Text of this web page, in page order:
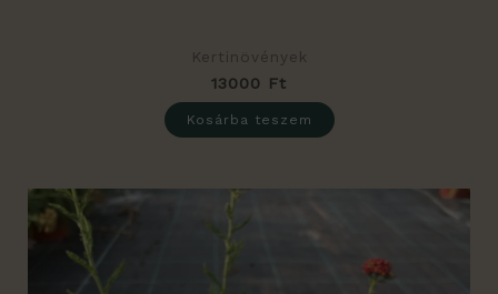
Kertinövények
13000 Ft
Kosárba teszem